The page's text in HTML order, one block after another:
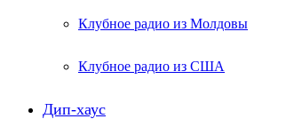
Клубное радио из Молдовы
Клубное радио из США
Дип-хаус